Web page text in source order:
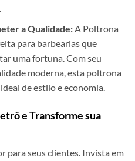
a Qualidade:A Poltrona
para barbearias que
uma fortuna. Com seu
moderna, esta poltrona
de estilo e economia.
e Transforme sua
para seus clientes. Invista em